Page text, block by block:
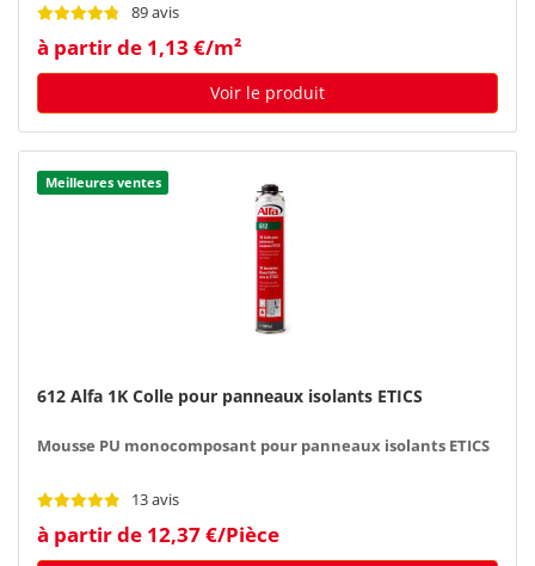
89 avis
à partir de 1,13 €/m²
Voir le produit
Meilleures ventes
612 Alfa 1K Colle pour panneaux isolants ETICS
Mousse PU monocomposant pour panneaux isolants ETICS
13 avis
à partir de 12,37 €/Pièce